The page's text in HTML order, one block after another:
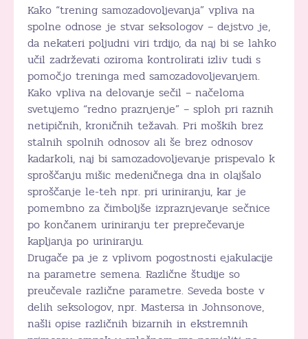
Kako “trening samozadovoljevanja” vpliva na
spolne odnose je stvar seksologov – dejstvo je,
da nekateri poljudni viri trdijo, da naj bi se lahko
učil zadrževati oziroma kontrolirati izliv tudi s
pomočjo treninga med samozadovoljevanjem.
Kako vpliva na delovanje sečil – načeloma
svetujemo “redno praznjenje” – sploh pri raznih
netipičnih, kroničnih težavah. Pri moških brez
stalnih spolnih odnosov ali še brez odnosov
kadarkoli, naj bi samozadovoljevanje prispevalo k
sproščanju mišic medeničnega dna in olajšalo
sproščanje le-teh npr. pri uriniranju, kar je
pomembno za čimboljše izpraznjevanje sečnice
po končanem uriniranju ter preprečevanje
kapljanja po uriniranju.
Drugače pa je z vplivom pogostnosti ejakulacije
na parametre semena. Različne študije so
preučevale različne parametre. Seveda boste v
delih seksologov, npr. Mastersa in Johnsonove,
našli opise različnih bizarnih in ekstremnih